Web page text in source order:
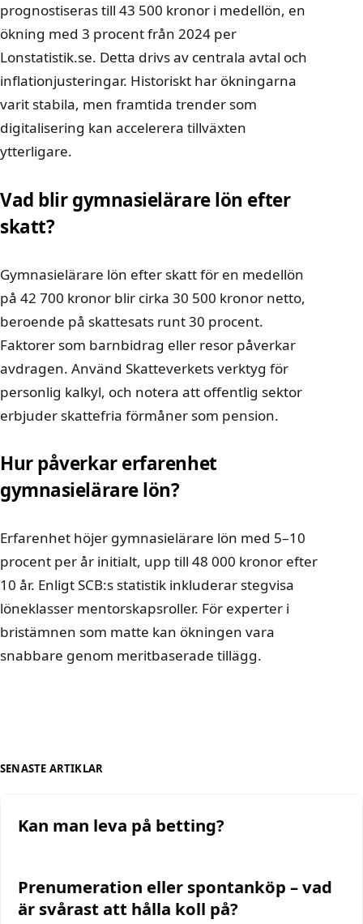
prognostiseras till 43 500 kronor i medellön, en
ökning med 3 procent från 2024 per
Lonstatistik.se. Detta drivs av centrala avtal och
inflationjusteringar. Historiskt har ökningarna
varit stabila, men framtida trender som
digitalisering kan accelerera tillväxten
ytterligare.
Vad blir gymnasielärare lön efter
skatt?
Gymnasielärare lön efter skatt för en medellön
på 42 700 kronor blir cirka 30 500 kronor netto,
beroende på skattesats runt 30 procent.
Faktorer som barnbidrag eller resor påverkar
avdragen. Använd Skatteverkets verktyg för
personlig kalkyl, och notera att offentlig sektor
erbjuder skattefria förmåner som pension.
Hur påverkar erfarenhet
gymnasielärare lön?
Erfarenhet höjer gymnasielärare lön med 5–10
procent per år initialt, upp till 48 000 kronor efter
10 år. Enligt SCB:s statistik inkluderar stegvisa
löneklasser mentorskapsroller. För experter i
bristämnen som matte kan ökningen vara
snabbare genom meritbaserade tillägg.
SENASTE ARTIKLAR
Kan man leva på betting?
Prenumeration eller spontanköp – vad
är svårast att hålla koll på?